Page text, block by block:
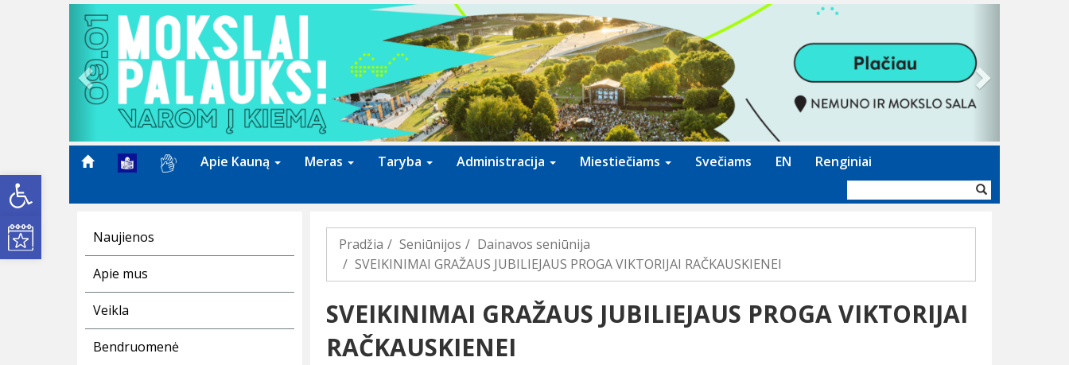
Open toolbar
Kultūros renginiai
Previous
Apie Kauną Meras Taryba Administracija Miestiečiams Svečiams EN Renginiai
forma
Naujienos
Apie mus
Veikla
Bendruomenė
Pradžia Seniūnijos
Dainavos seniūnija
SVEIKINIMAI GRAŽAUS JUBILIEJAUS PROGA VIKTORIJAI RAČKAUSKIENEI
SVEIKINIMAI GRAŽAUS JUBILIEJAUS PROGA VIKTORIJAI
RAČKAUSKIENEI